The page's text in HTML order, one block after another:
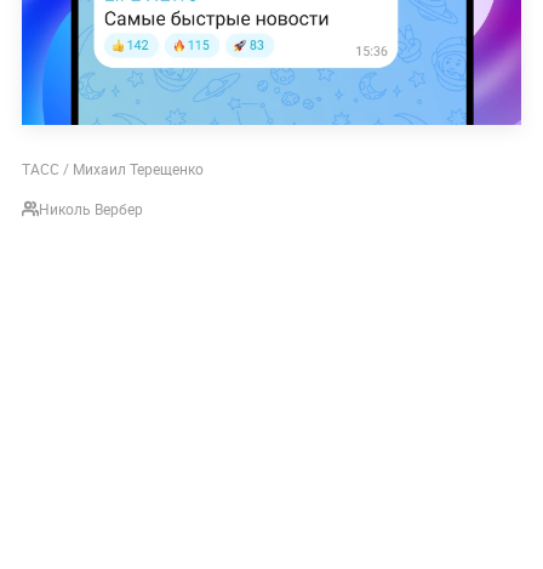
ТАСС / Михаил Терещенко
Николь Вербер